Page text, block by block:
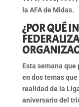
la AFA de Midas.
¿POR QUÉ
Esta semana que
en dos temas
realidad de la
aniversario del